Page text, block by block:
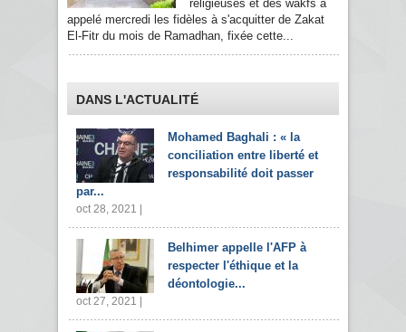
religieuses et des wakfs a
appelé mercredi les fidèles à s'acquitter de Zakat
El-Fitr du mois de Ramadhan, fixée cette...
DANS L'ACTUALITÉ
Mohamed Baghali : « la
conciliation entre liberté et
responsabilité doit passer
par...
oct 28, 2021 |
Belhimer appelle l'AFP à
respecter l'éthique et la
déontologie...
oct 27, 2021 |